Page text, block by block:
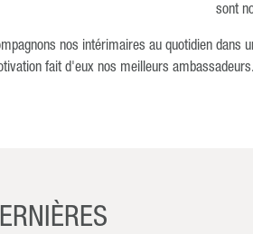
sont
nos intérimaires au quotidien dans
fait d'eux nos meilleurs